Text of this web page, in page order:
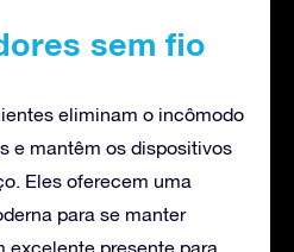
sem fio
eliminam o incômodo
e mantêm os dispositivos
Eles oferecem uma
para se manter
excelente presente para